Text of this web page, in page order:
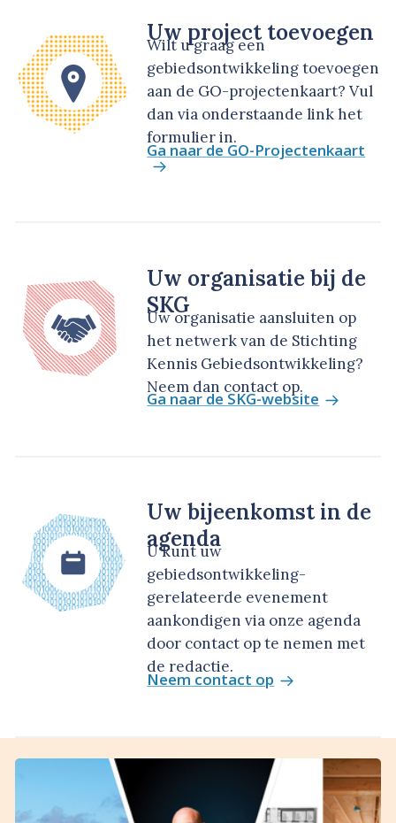
Uw project toevoegen
Wilt u graag een
gebiedsontwikkeling toevoegen
aan de GO-projectenkaart? Vul
dan via onderstaande link het
formulier in.
Ga naar de GO-Projectenkaart
Uw organisatie bij de
SKG
Uw organisatie aansluiten op
het netwerk van de Stichting
Kennis Gebiedsontwikkeling?
Neem dan contact op.
Ga naar de SKG-website
Uw bijeenkomst in de
agenda
U kunt uw
gebiedsontwikkeling-
gerelateerde evenement
aankondigen via onze agenda
door contact op te nemen met
de redactie.
Neem contact op